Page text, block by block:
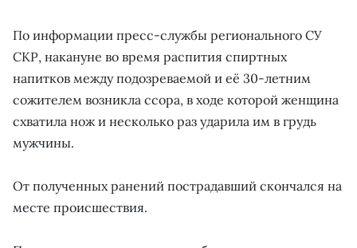
По информации пресс-службы регионального СУ
СКР, накануне во время распития спиртных
напитков между подозреваемой и её 30-летним
сожителем возникла ссора, в ходе которой женщина
схватила нож и несколько раз ударила им в грудь
мужчины.
От полученных ранений пострадавший скончался на
месте происшествия.